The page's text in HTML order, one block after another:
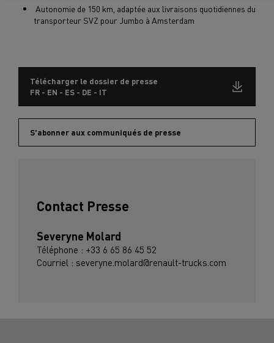
Autonomie de 150 km, adaptée aux livraisons quotidiennes du
transporteur SVZ pour Jumbo à Amsterdam
Télécharger le dossier de presse
FR - EN - ES - DE - IT
S'abonner aux communiqués de presse
Contact Presse
Severyne Molard
Téléphone : +33 6 65 86 45 52
Courriel : severyne.molard@renault-trucks.com